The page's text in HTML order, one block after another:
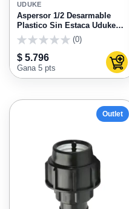
UDUKE
Aspersor 1/2 Desarmable
Plastico Sin Estaca Uduke
HT50047
(0)
$ 5.796
Gana 5 pts
Outlet